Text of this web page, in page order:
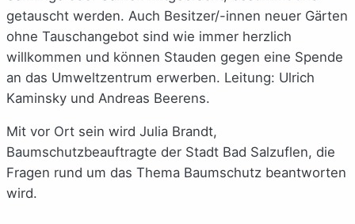
getauscht werden. Auch Besitzer/-innen neuer Gärten
ohne Tauschangebot sind wie immer herzlich
willkommen und können Stauden gegen eine Spende
an das Umweltzentrum erwerben. Leitung: Ulrich
Kaminsky und Andreas Beerens.
Mit vor Ort sein wird Julia Brandt,
Baumschutzbeauftragte der Stadt Bad Salzuflen, die
Fragen rund um das Thema Baumschutz beantworten
wird.